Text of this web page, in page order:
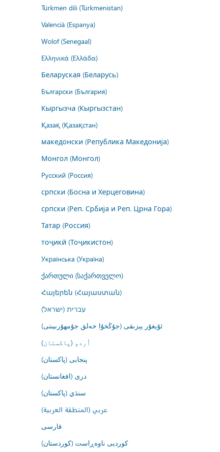
Türkmen dili (Türkmenistan)
Valencià (Espanya)
Wolof (Senegaal)
Ελληνικά (Ελλάδα)
Беларуская (Беларусь)
Български (България)
Кыргызча (Кыргызстан)
Қазақ (Қазақстан)
македонски (Република Македонија)
Монгол (Монгол)
Русский (Россия)
српски (Босна и Херцеговина)
српски (Реп. Србија и Реп. Црна Гора)
Татар (Россия)
тоҷикӣ (Тоҷикистон)
Українська (Україна)
ქართული (საქართველო)
Հայերեն (Հայաստան)
עברית (ישראל)
ئۇيغۇر يېزىقى (جۇڭخۇا خەلق جۇمھۇرىيىتى)
اُردو (پاکستان)
پنجابی (پاکستان)
درى (افغانستان)
سنڌي (پاکستان)
عربي (المنطقة العربية)
فارسى
کوردیی ناوەڕاست (کوردستان)